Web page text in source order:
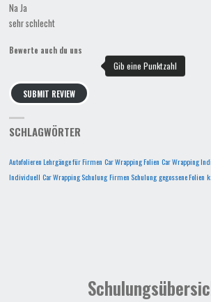
Na Ja
sehr schlecht
Bewerte auch du uns
SUBMIT REVIEW
SCHLAGWÖRTER
Autofolieren Lehrgänge für Firmen Car Wrapping Folien Car Wrapping
Individuell Car Wrapping Schulung Firmen Schulung gegossene Folien